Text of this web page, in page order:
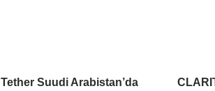
Tether Suudi Arabistan’da